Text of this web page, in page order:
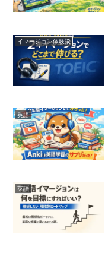
イマージョン体験談
英語
英語